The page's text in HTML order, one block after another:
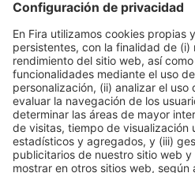
Barcelona, 29 de junio de 2020
Maria Dolores Herranz
Tel. 93 233 25 41
mdherranz@firabarcelona.com